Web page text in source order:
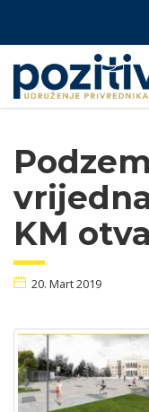
KM
20. Mart 2019